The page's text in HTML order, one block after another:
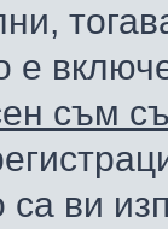
е
съм
са ви